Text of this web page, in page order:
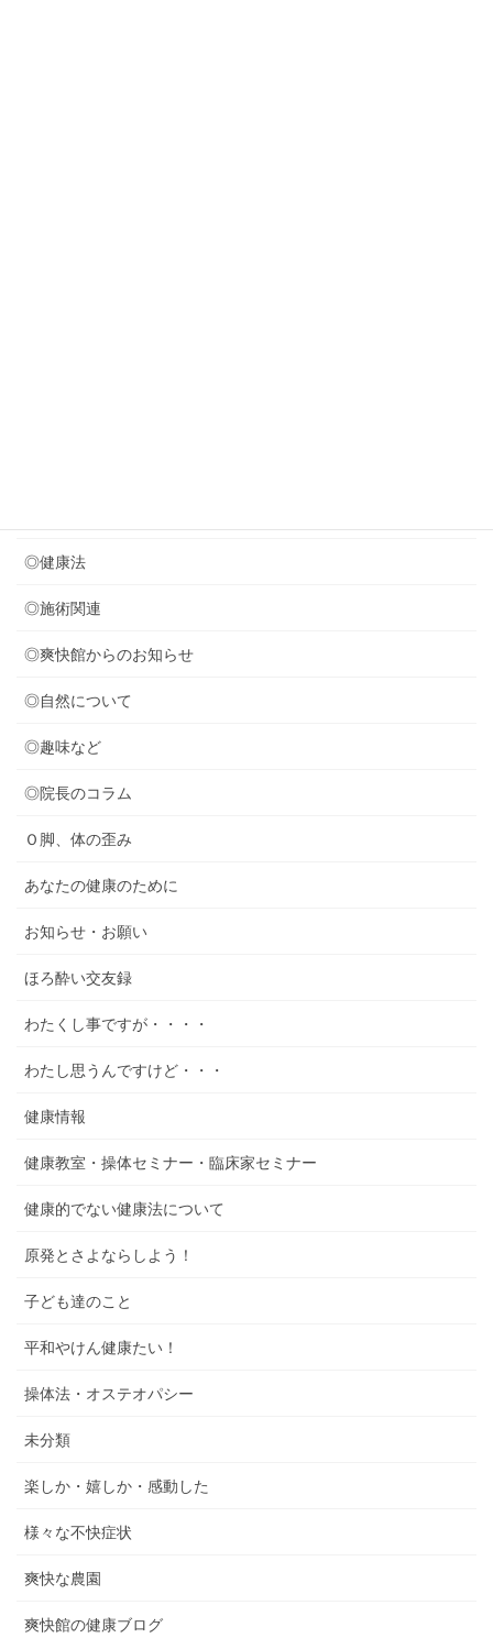
◎健康法
◎施術関連
◎爽快館からのお知らせ
◎自然について
◎趣味など
◎院長のコラム
Ｏ脚、体の歪み
あなたの健康のために
お知らせ・お願い
ほろ酔い交友録
わたくし事ですが・・・・
わたし思うんですけど・・・
健康情報
健康教室・操体セミナー・臨床家セミナー
健康的でない健康法について
原発とさよならしよう！
子ども達のこと
平和やけん健康たい！
操体法・オステオパシー
未分類
楽しか・嬉しか・感動した
様々な不快症状
爽快な農園
爽快館の健康ブログ